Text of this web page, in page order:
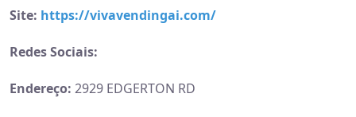
Site: https://vivavendingai.com/
Redes Sociais:
Endereço: 2929 EDGERTON RD